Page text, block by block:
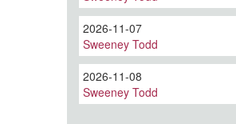
2026-11-07
Sweeney Todd
2026-11-08
Sweeney Todd